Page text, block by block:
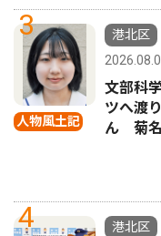
3
人物風土記
港北区
文部科
ツへ渡
ん 菊
4
港北区